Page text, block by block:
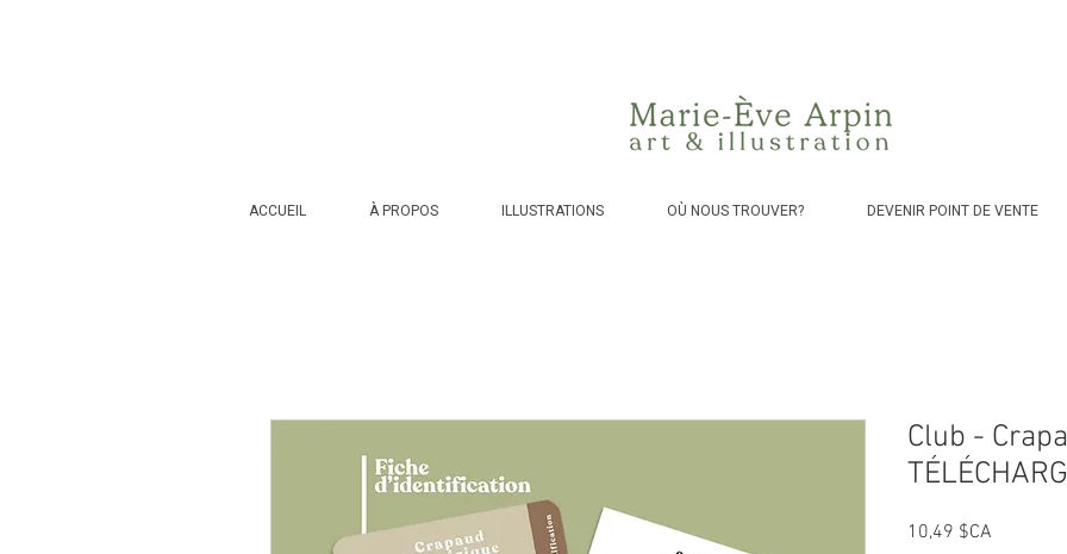
ACCUEIL À PROPOS ILLUSTRATIONS OÙ NOUS TROUVER? DEVENIR POINT DE VENTE
Club -
10,49 $CA